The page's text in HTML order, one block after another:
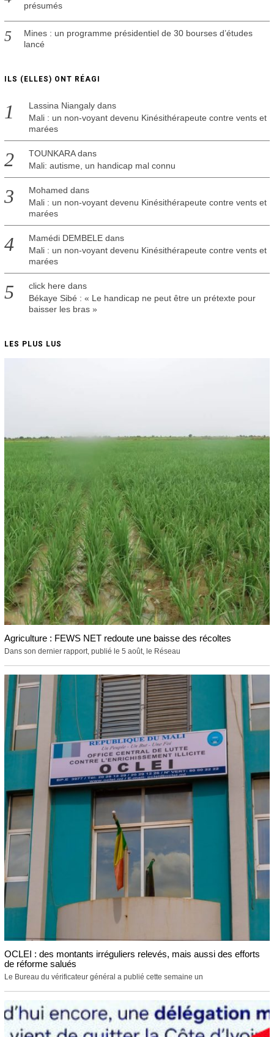
présumés
Mines : un programme présidentiel de 30 bourses d’études
lancé
ILS (ELLES) ONT RÉAGI
Lassina Niangalydans
Mali : un non-voyant devenu Kinésithérapeute contre vents et
marées
TOUNKARAdans
Mali: autisme, un handicap mal connu
Mohamed dans
Mali : un non-voyant devenu Kinésithérapeute contre vents et
marées
Mamédi DEMBELEdans
Mali : un non-voyant devenu Kinésithérapeute contre vents et
marées
click here dans
Békaye Sibé : « Le handicap ne peut être un prétexte pour
baisser les bras »
LES PLUS LUS
Agriculture : FEWS NET redoute une baisse des récoltes
Dans son dernier rapport, publié le 5 août, le Réseau
OCLEI : des montants irréguliers relevés, mais aussi des efforts
de réforme salués
Le Bureau du vérificateur général a publié cette semaine un